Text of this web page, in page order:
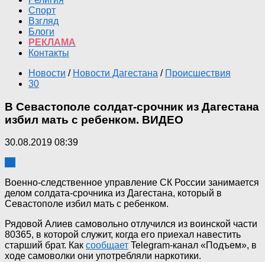
Спорт
Взгляд
Блоги
РЕКЛАМА
Контакты
Новости / Новости Дагестана / Происшествия
30
В Севастополе солдат-срочник из Дагестана
избил мать с ребенком. ВИДЕО
30.08.2019 08:39
Военно-следственное управление СК России занимается
делом солдата-срочника из Дагестана, который в
Севастополе избил мать с ребенком.
Рядовой Алиев самовольно отлучился из воинской части
80365, в которой служит, когда его приехал навестить
старший брат. Как сообщает Telegram-канал «Подъем», в
ходе самоволки они употребляли наркотики.